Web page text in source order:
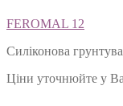
FEROMAL 12
Силіконова
Ціни уточнюйте у